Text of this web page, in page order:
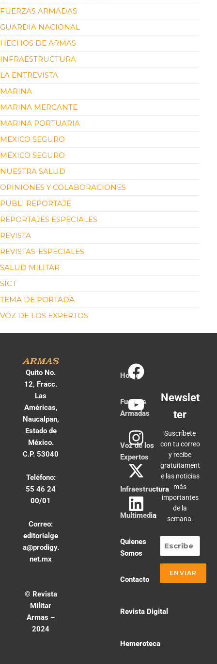
FUERZAS ARMADAS
GUARDIA NACIONAL
HECHOS DE ARMAS
INFRAESTRUCTURA
LA ENTREVISTA
MARINA
MARINA MERCANTE
MARINA PORTUARIA
MEXICO SEGURO
MÉXICO SEGURO
NUESTRA SALUD
OPINIONES Y COLABORACIONES
PUBLI REPORTAJE
REPORTAJES ESPECIALES
REVISTA
REVISTAS-ESPECIALES
SALUD MILITAR
SICT
TEMA DE PORTADA
VOZ DE LOS EXPERTOS
Quito No.
12, Fracc.
Las
Américas,
Naucalpan,
Estado de
México.
C.P. 53040
Teléfono:
55 46 24
00/01
Correo:
editorialge
a@prodigy.
net.mx
© Revista
Militar
Armas –
2024
Home
Fuerzas
Armadas
Voz de los
Expertos
Infraestructura
Multimedia
Quienes
Somos
Contacto
Revista Digital
Hemeroteca
Newslet
ter
Suscríbete
con tu correo
y recibe
gratuitament
e las noticias
más
importantes
de la
semana.